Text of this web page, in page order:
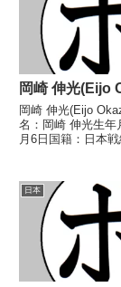
岡崎 伸光(Eijo
岡崎 伸光(Eijo
名：岡崎 伸光生年
月6日国籍：日本
王 【戦歴】
○1RKO 象橋...
日本